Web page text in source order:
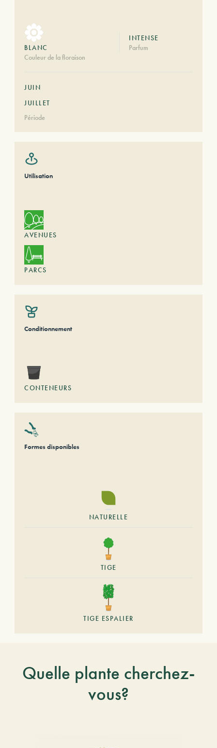
BLANC
Couleur de la floraison
INTENSE
Parfum
JUIN
JUILLET
Période
Utilisation
AVENUES
PARCS
Conditionnement
CONTENEURS
Formes disponibles
NATURELLE
TIGE
TIGE ESPALIER
Quelle plante cherchez-
vous?